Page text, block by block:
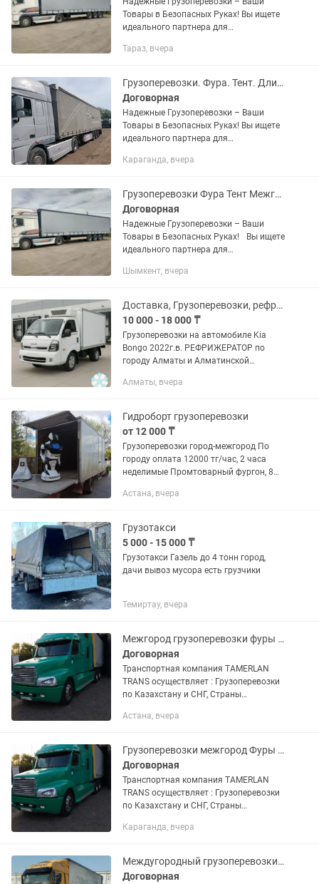
Товары в Безопасных Руках! Вы ищете
идеального партнера для
надежный путь к успешной доставке!
Тараз, вчера
Грузоперевозки. Фура. Тент. Длинамер. Перевозка грузов
Договорная
Надежные Грузоперевозки – Ваши
Товары в Безопасных Руках! Вы ищете
идеального партнера для
надежный путь к успешной доставке!
Караганда, вчера
Грузоперевозки Фура Тент Межгород и по городу Длинамер
Договорная
Надежные Грузоперевозки – Ваши
Товары в Безопасных Руках! Вы ищете
идеального партнера для
надежный путь к успешной доставке!
Шымкент, вчера
Доставка, Грузоперевозки, рефрижератор, автохолодильник, автоморозильник
10 000 - 18 000 ₸
Грузоперевозки на автомобиле Kia
Bongo 2022г.в. РЕФРИЖЕРАТОР по
городу Алматы и Алматинской
(-25/+30) Длинна 2.7 м., Ширина 1.6м.,
Алматы, вчера
Гидроборт грузоперевозки
от 12 000 ₸
Грузоперевозки город-межгород По
городу оплата 12000 тг/час, 2 часа
неделимые Промтоварный фургон, 8
гидроборт г/п 700кг Рохля г/п до 2
Астана, вчера
Грузотакси
5 000 - 15 000 ₸
Грузотакси Газель до 4 тонн город,
дачи вывоз мусора есть грузчики
Темиртау, вчера
Межгород грузоперевозки фуры Тента площадки камазы
Договорная
Транспортная компания TAMERLAN
TRANS осуществляет : Грузоперевозки
по Казахстану и СНГ, Страны
Доставка груза отдельной машиной от
Астана, вчера
Грузоперевозки межгород Фуры тентовки площадки камазы тралы
Договорная
Транспортная компания TAMERLAN
TRANS осуществляет : Грузоперевозки
по Казахстану и СНГ, Страны
Доставка груза отдельной машиной от
Караганда, вчера
Междугородный грузоперевозки фуры Тент площадки камазы газельи по Казахстан
Договорная